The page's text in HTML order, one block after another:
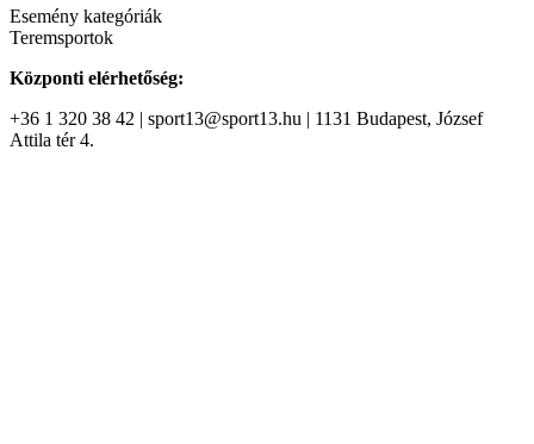
Esemény kategóriák
Teremsportok
Központi elérhetőség:
+36 1 320 38 42 | sport13@sport13.hu | 1131 Budapest, József
Attila tér 4.